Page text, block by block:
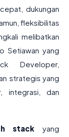
dukungan
fleksibilitas
melibatkan
Setiawan yang
Developer,
strategis yang
integrasi, dan
stack yang